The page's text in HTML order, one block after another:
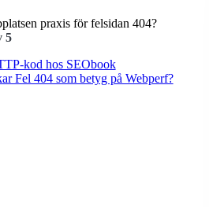
praxis för felsidan 404?
5
kod hos SEObook
Fel 404 som betyg på Webperf?